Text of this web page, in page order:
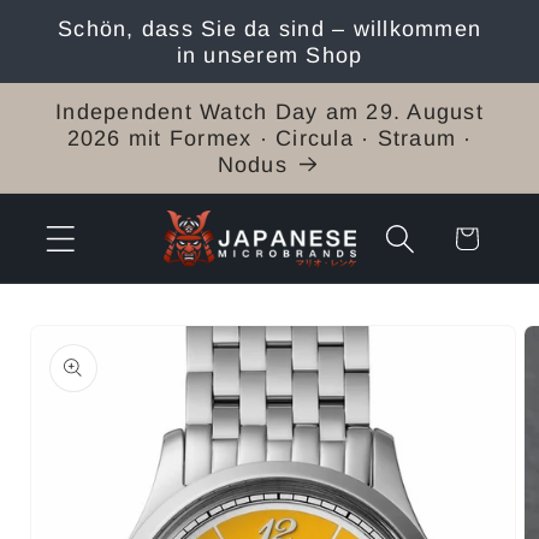
zum
Schön, dass Sie da sind – willkommen
in unserem Shop
Independent Watch Day am 29. August
2026 mit Formex · Circula · Straum ·
Nodus
Warenkorb